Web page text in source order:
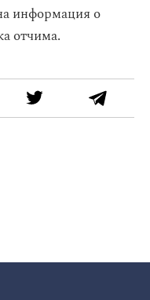
информация о
отчима.